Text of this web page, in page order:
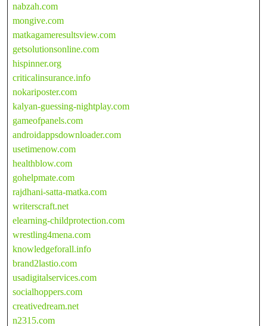
nabzah.com
mongive.com
matkagameresultsview.com
getsolutionsonline.com
hispinner.org
criticalinsurance.info
nokariposter.com
kalyan-guessing-nightplay.com
gameofpanels.com
androidappsdownloader.com
usetimenow.com
healthblow.com
gohelpmate.com
rajdhani-satta-matka.com
writerscraft.net
elearning-childprotection.com
wrestling4mena.com
knowledgeforall.info
brand2lastio.com
usadigitalservices.com
socialhoppers.com
creativedream.net
n2315.com